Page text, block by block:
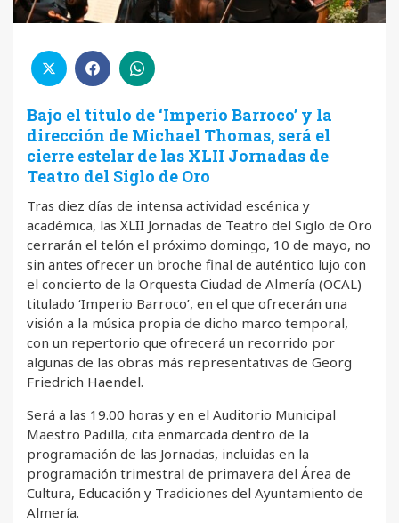
Bajo el título de ‘Imperio Barroco’ y la
dirección de Michael Thomas, será el
cierre estelar de las XLII Jornadas de
Teatro del Siglo de Oro
Tras diez días de intensa actividad escénica y
académica, las XLII Jornadas de Teatro del Siglo de Oro
cerrarán el telón el próximo domingo, 10 de mayo, no
sin antes ofrecer un broche final de auténtico lujo con
el concierto de la Orquesta Ciudad de Almería (OCAL)
titulado ‘Imperio Barroco’, en el que ofrecerán una
visión a la música propia de dicho marco temporal,
con un repertorio que ofrecerá un recorrido por
algunas de las obras más representativas de Georg
Friedrich Haendel.
Será a las 19.00 horas y en el Auditorio Municipal
Maestro Padilla, cita enmarcada dentro de la
programación de las Jornadas, incluidas en la
programación trimestral de primavera del Área de
Cultura, Educación y Tradiciones del Ayuntamiento de
Almería.